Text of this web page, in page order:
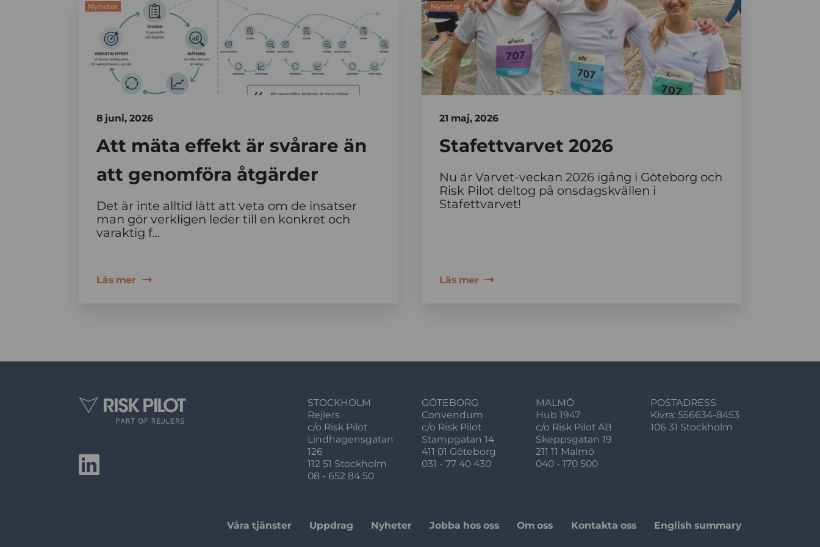
Nyheter
8 juni, 2026
Att mäta effekt är svårare än
att genomföra åtgärder
Det är inte alltid lätt att veta om de insatser
man gör verkligen leder till en konkret och
varaktig f...
Läs mer
Nyheter
21 maj, 2026
Stafettvarvet 2026
Nu är Varvet-veckan 2026 igång i Göteborg och
Risk Pilot deltog på onsdagskvällen i
Stafettvarvet!
Läs mer
STOCKHOLM
Rejlers
c/o Risk Pilot
Lindhagensgatan
126
112 51 Stockholm
08 - 652 84 50
GÖTEBORG
Convendum
c/o Risk Pilot
Stampgatan 14
411 01 Göteborg
031 - 77 40 430
MALMÖ
Hub 1947
c/o Risk Pilot AB
Skeppsgatan 19
211 11 Malmö
040 - 170 500
POSTADRESS
Kivra: 556634-8453
106 31 Stockholm
Våra tjänster Uppdrag Nyheter Jobba hos oss Om oss Kontakta oss English summary